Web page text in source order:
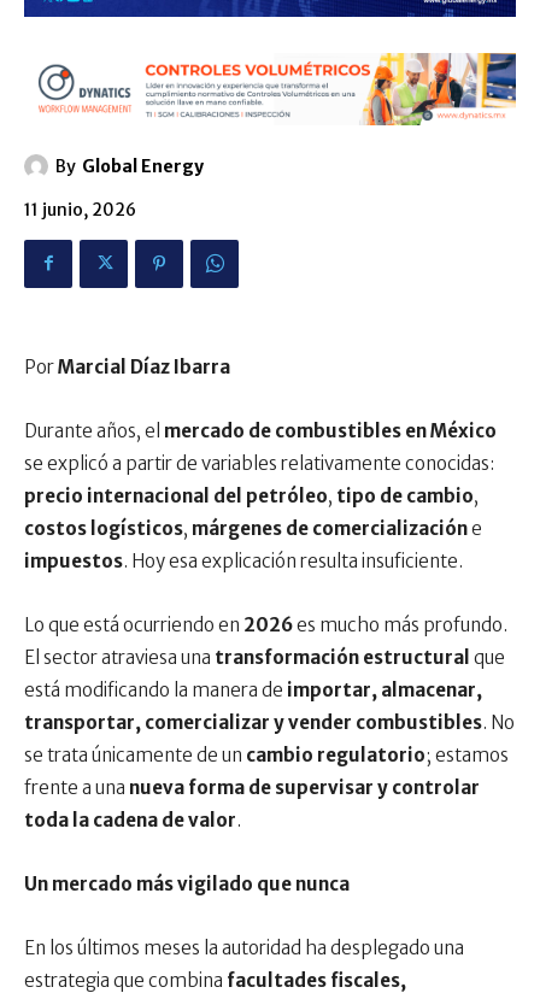
By Global Energy
11 junio, 2026
PorMarcial Díaz Ibarra
Durante años, el mercado de combustibles en México
se explicó a partir de variables relativamente conocidas:
precio internacional del petróleo, tipo de cambio,
costos logísticos, márgenes de comercializacióne
impuestos. Hoy esa explicación resulta insuficiente.
Lo que está ocurriendo en 2026es mucho más profundo.
El sector atraviesa una transformación estructural que
está modificando la manera de importar, almacenar,
transportar, comercializar y vender combustibles. No
se trata únicamente de un cambio regulatorio; estamos
frente a una nueva forma de supervisar y controlar
toda la cadena de valor.
Un mercado más vigilado que nunca
En los últimos meses la autoridad ha desplegado una
estrategia que combina facultades fiscales,